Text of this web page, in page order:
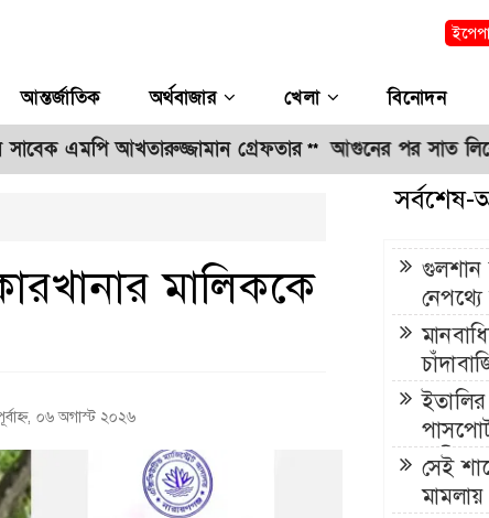
আন্তর্জাতিক অর্থবাজার খেলা বিনোদন
আখতারুজ্জামান গ্রেফতার ** আগুনের পর সাত লিকেজ, ৭
মালিককে
০৬ অগাস্ট ২০২৬
সর্বশেষ-
গুলশান
আবারও
সেই
মামলায়